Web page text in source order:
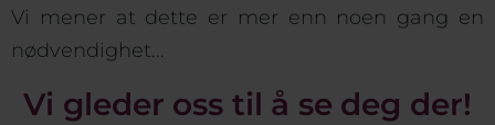
Vi mener at dette er mer enn noen gang en
nødvendighet...
Vi gleder oss til å se deg der!